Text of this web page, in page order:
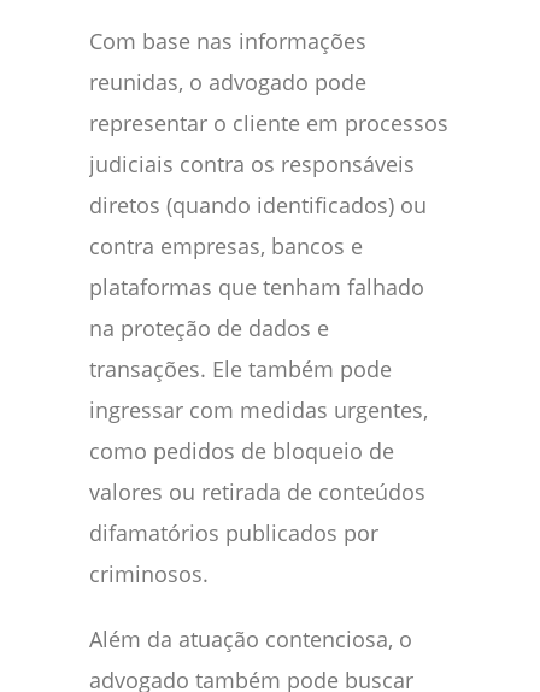
Com base nas informações
reunidas, o advogado pode
representar o cliente em processos
judiciais contra os responsáveis
diretos (quando identificados) ou
contra empresas, bancos e
plataformas que tenham falhado
na proteção de dados e
transações. Ele também pode
ingressar com medidas urgentes,
como pedidos de bloqueio de
valores ou retirada de conteúdos
difamatórios publicados por
criminosos.
Além da atuação contenciosa, o
advogado também pode buscar